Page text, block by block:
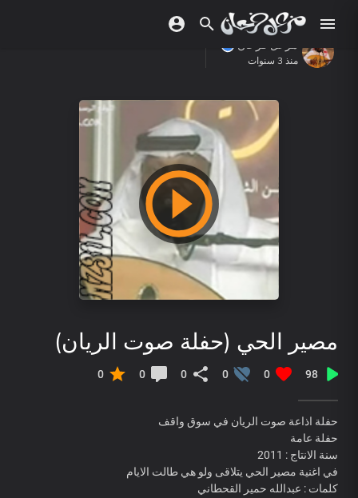
منذ 3 سنوات
مصير الحي (حفلة صوت الريان)
98
0
0
0
0
0
حفلة اذاعة صوت الريان في سوق واقف
حفلة عامة
سنة الانتاج : 2011
في اغنية مصير الحي يتلاقى ولو هي طالت الايام
كلمات : عبدالله حمير القحطاني